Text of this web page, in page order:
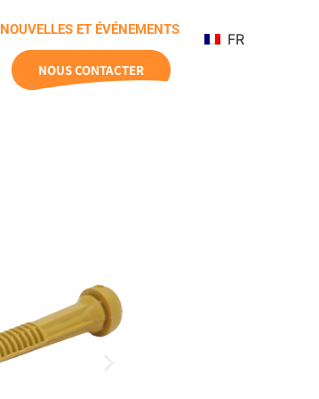
NOUVELLES ET ÉVÉNEMENTS
NOUS CONTACTER
FR